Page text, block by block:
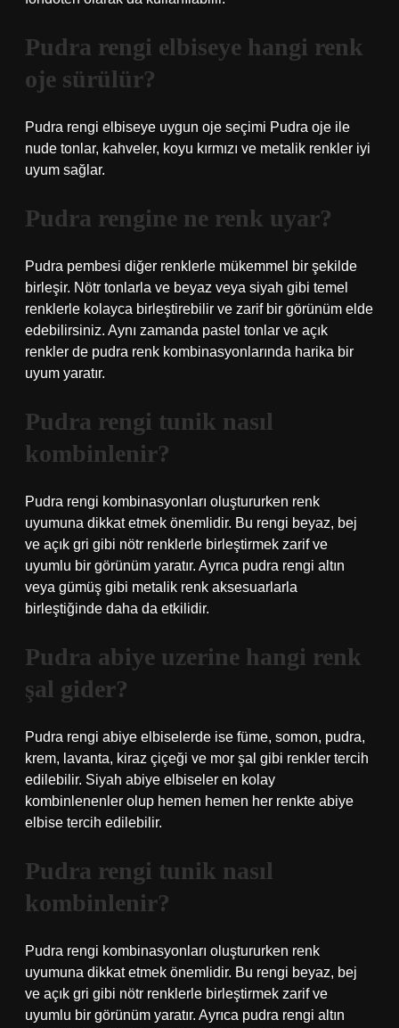
Pudra rengi elbiseye hangi renk
oje sürülür?
Pudra rengi elbiseye uygun oje seçimi Pudra oje ile
nude tonlar, kahveler, koyu kırmızı ve metalik renkler iyi
uyum sağlar.
Pudra rengine ne renk uyar?
Pudra pembesi diğer renklerle mükemmel bir şekilde
birleşir. Nötr tonlarla ve beyaz veya siyah gibi temel
renklerle kolayca birleştirebilir ve zarif bir görünüm elde
edebilirsiniz. Aynı zamanda pastel tonlar ve açık
renkler de pudra renk kombinasyonlarında harika bir
uyum yaratır.
Pudra rengi tunik nasıl
kombinlenir?
Pudra rengi kombinasyonları oluştururken renk
uyumuna dikkat etmek önemlidir. Bu rengi beyaz, bej
ve açık gri gibi nötr renklerle birleştirmek zarif ve
uyumlu bir görünüm yaratır. Ayrıca pudra rengi altın
veya gümüş gibi metalik renk aksesuarlarla
birleştiğinde daha da etkilidir.
Pudra abiye uzerine hangi renk
şal gider?
Pudra rengi abiye elbiselerde ise füme, somon, pudra,
krem, lavanta, kiraz çiçeği ve mor şal gibi renkler tercih
edilebilir. Siyah abiye elbiseler en kolay
kombinlenenler olup hemen hemen her renkte abiye
elbise tercih edilebilir.
Pudra rengi tunik nasıl
kombinlenir?
Pudra rengi kombinasyonları oluştururken renk
uyumuna dikkat etmek önemlidir. Bu rengi beyaz, bej
ve açık gri gibi nötr renklerle birleştirmek zarif ve
uyumlu bir görünüm yaratır. Ayrıca pudra rengi altın